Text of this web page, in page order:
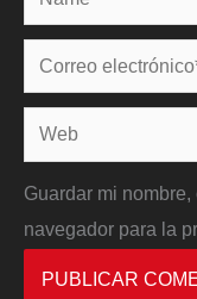
Correo
electrónico*
Web
Guardar mi
navegador para la